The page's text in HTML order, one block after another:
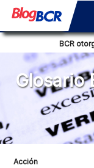
BCR
Glosario
Acción